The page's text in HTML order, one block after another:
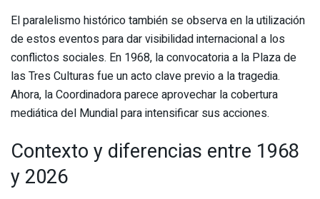
El paralelismo histórico también se observa en la utilización
de estos eventos para dar visibilidad internacional a los
conflictos sociales. En 1968, la convocatoria a la Plaza de
las Tres Culturas fue un acto clave previo a la tragedia.
Ahora, la Coordinadora parece aprovechar la cobertura
mediática del Mundial para intensificar sus acciones.
Contexto y diferencias entre 1968
y 2026